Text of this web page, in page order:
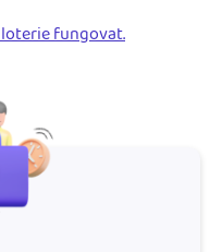
fungovat.